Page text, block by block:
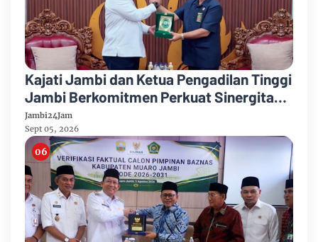
Kajati Jambi dan Ketua Pengadilan Tinggi
Jambi Berkomitmen Perkuat Sinergitas
Penegakan Hukum
Jambi24Jam
Sept 05, 2026